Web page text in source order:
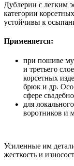
Дублерин с легким
категории
устойчивы к
Применяется:
при пошиве
и третьего
корсетных
брюк и др.
сфере
для
воротников и
Усиленные им
жесткость и